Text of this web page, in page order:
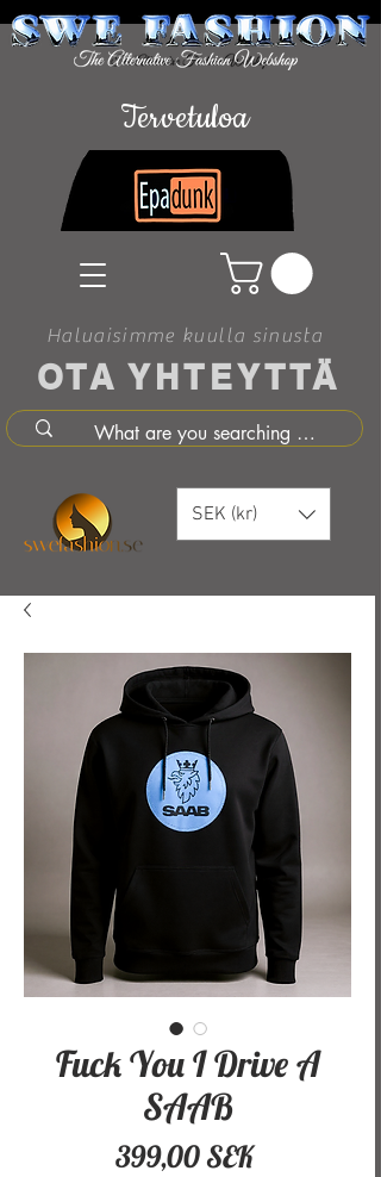
OTA YHTEYTTÄ
Haluaisimme kuulla sinusta
Tervetuloa
SEK (kr)
Fuck You I Drive A
SAAB
399,00 SEKHinta